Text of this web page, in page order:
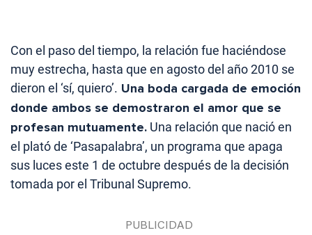
Con el paso del tiempo, la relación fue haciéndose
muy estrecha, hasta que en agosto del año 2010 se
dieron el ‘sí, quiero’. Una boda cargada de emoción
donde ambos se demostraron el amor que se
profesan mutuamente. Una relación que nació en
el plató de ‘Pasapalabra’, un programa que apaga
sus luces este 1 de octubre después de la decisión
tomada por el Tribunal Supremo.